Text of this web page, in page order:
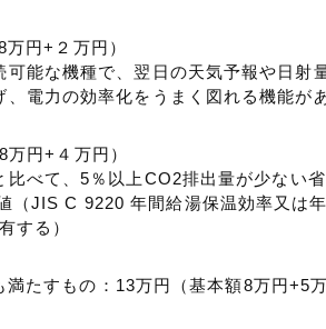
円+２万円）
能な機種で、翌日の天気予報や日射
、電力の効率化をうまく図れる機能が
円+４万円）
比べて、5％以上CO2排出量が少ない
（JIS C 9220 年間給湯保温効率又は
する）
たすもの：13万円（基本額8万円+5万